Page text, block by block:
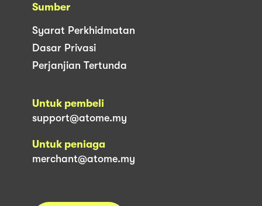
Sumber
Syarat Perkhidmatan
Dasar Privasi
Perjanjian Tertunda
Untuk pembeli
support@atome.my
Untuk peniaga
merchant@atome.my